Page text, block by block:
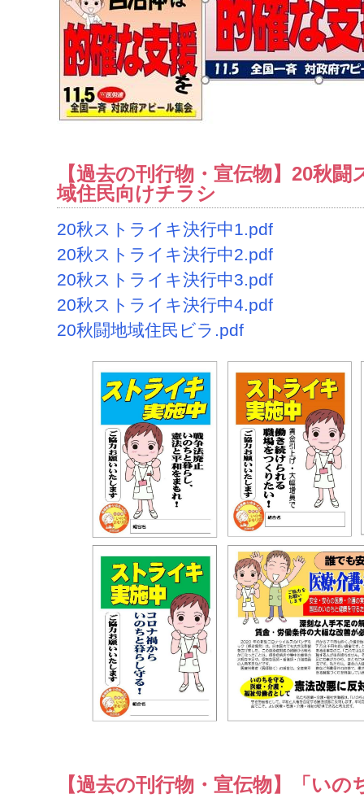
【過去の刊行物・宣伝物】20秋
域住民向けチラシ
20秋ストライキ決行中1.pdf
20秋ストライキ決行中2.pdf
20秋ストライキ決行中3.pdf
20秋ストライキ決行中4.pdf
20秋闘地域住民ビラ.pdf
【過去の刊行物・宣伝物】「い